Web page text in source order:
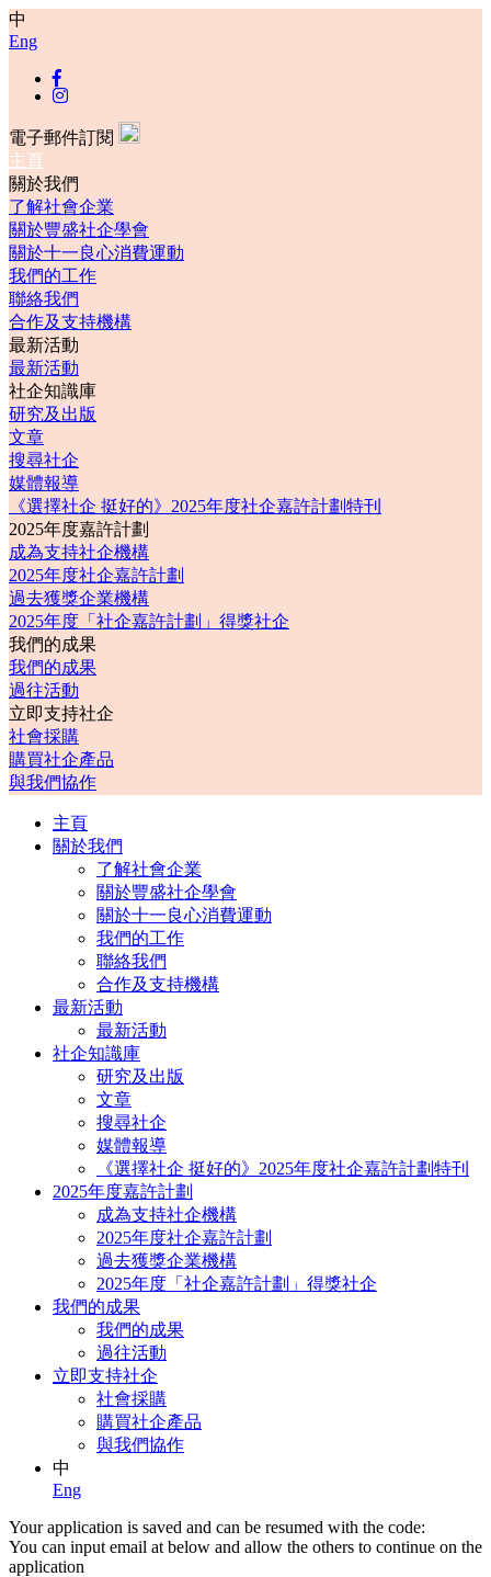
中
Eng
電子郵件訂閱
主頁
關於我們
了解社會企業
關於豐盛社企學會
關於十一良心消費運動
我們的工作
聯絡我們
合作及支持機構
最新活動
最新活動
社企知識庫
研究及出版
文章
搜尋社企
媒體報導
《選擇社企 挺好的》2025年度社企嘉許計劃特刊
2025年度嘉許計劃
成為支持社企機構
2025年度社企嘉許計劃
過去獲獎企業機構
2025年度「社企嘉許計劃」得獎社企
我們的成果
我們的成果
過往活動
立即支持社企
社會採購
購買社企產品
與我們協作
主頁
關於我們
了解社會企業
關於豐盛社企學會
關於十一良心消費運動
我們的工作
聯絡我們
合作及支持機構
最新活動
最新活動
社企知識庫
研究及出版
文章
搜尋社企
媒體報導
《選擇社企 挺好的》2025年度社企嘉許計劃特刊
2025年度嘉許計劃
成為支持社企機構
2025年度社企嘉許計劃
過去獲獎企業機構
2025年度「社企嘉許計劃」得獎社企
我們的成果
我們的成果
過往活動
立即支持社企
社會採購
購買社企產品
與我們協作
中
Eng
Your application is saved and can be resumed with the code:
You can input email at below and allow the others to continue on the
application